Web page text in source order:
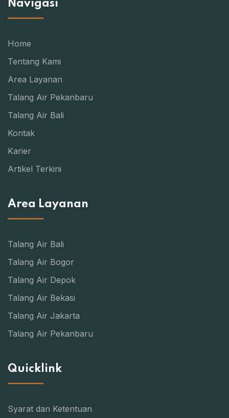
Navigasi
Home
Tentang Kami
Area Layanan
Talang Air Pekanbaru
Talang Air Bali
Kontak
Karier
Artikel Terkini
Area Layanan
Talang Air Bali
Talang Air Bogor
Talang Air Depok
Talang Air Bekasi
Talang Air Jakarta
Talang Air Pekanbaru
Quicklink
Syarat dan Ketentuan